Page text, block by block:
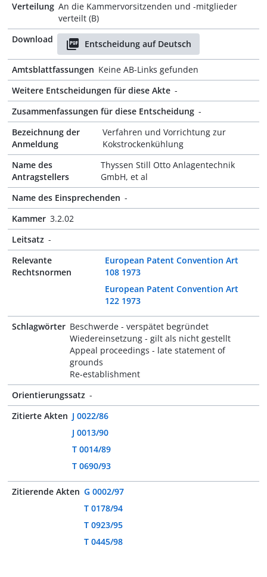
Verteilung An die Kammervorsitzenden und -mitglieder
verteilt (B)
Download
Entscheidung auf Deutsch
Amtsblattfassungen Keine AB-Links gefunden
Weitere Entscheidungen für diese Akte -
Zusammenfassungen für diese Entscheidung -
Bezeichnung der
Anmeldung
Verfahren und Vorrichtung zur
Kokstrockenkühlung
Name des
Antragstellers
Thyssen Still Otto Anlagentechnik
GmbH, et al
Name des Einsprechenden -
Kammer 3.2.02
Leitsatz -
Relevante
Rechtsnormen
European Patent Convention Art
108 1973
European Patent Convention Art
122 1973
Schlagwörter Beschwerde - verspätet begründet
Wiedereinsetzung - gilt als nicht gestellt
Appeal proceedings - late statement of
grounds
Re-establishment
Orientierungssatz -
Zitierte Akten J 0022/86
J 0013/90
T 0014/89
T 0690/93
Zitierende Akten G 0002/97
T 0178/94
T 0923/95
T 0445/98